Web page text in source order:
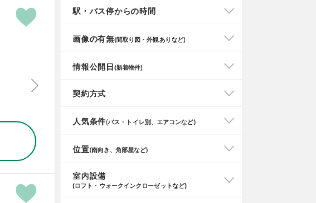
駅・バス停からの時間
画像の有無(間取り図・外観ありなど)
情報公開日(新着物件)
契約方式
人気条件(バス・トイレ別、エアコンなど)
位置(南向き、角部屋など)
室内設備
(ロフト・ウォークインクローゼットなど)